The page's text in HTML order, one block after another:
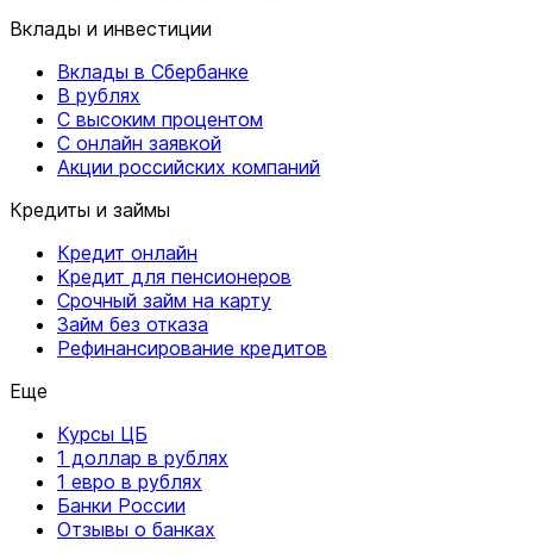
Вклады и инвестиции
Вклады в Сбербанке
В рублях
С высоким процентом
С онлайн заявкой
Акции российских компаний
Кредиты и займы
Кредит онлайн
Кредит для пенсионеров
Срочный займ на карту
Займ без отказа
Рефинансирование кредитов
Еще
Курсы ЦБ
1 доллар в рублях
1 евро в рублях
Банки России
Отзывы о банках